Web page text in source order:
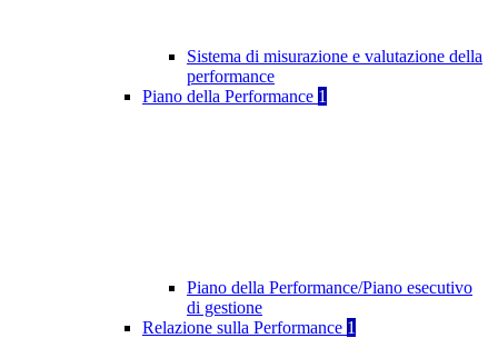
Sistema di misurazione e valutazione della
performance
Piano della Performance 1
Piano della Performance/Piano esecutivo
di gestione
Relazione sulla Performance 1